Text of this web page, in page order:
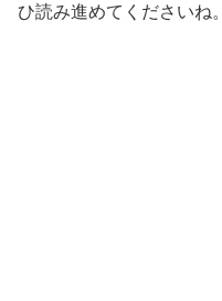
ひ読み進めてくださいね。